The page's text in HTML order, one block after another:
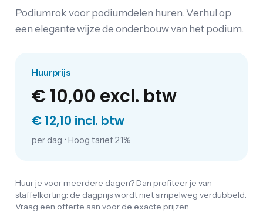
Podiumrok voor podiumdelen huren. Verhul op
een elegante wijze de onderbouw van het podium.
Huurprijs
€ 10,00 excl. btw
€ 12,10 incl. btw
per dag • Hoog tarief 21%
Huur je voor meerdere dagen? Dan profiteer je van
staffelkorting: de dagprijs wordt niet simpelweg verdubbeld.
Vraag een offerte aan voor de exacte prijzen.